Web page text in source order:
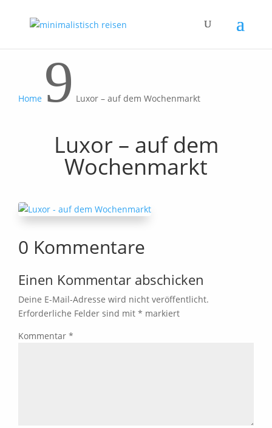
Home 9 Luxor – auf dem Wochenmarkt
Luxor – auf dem
Wochenmarkt
0 Kommentare
Einen Kommentar abschicken
Deine E-Mail-Adresse wird nicht veröffentlicht.
Erforderliche Felder sind mit * markiert
Kommentar *